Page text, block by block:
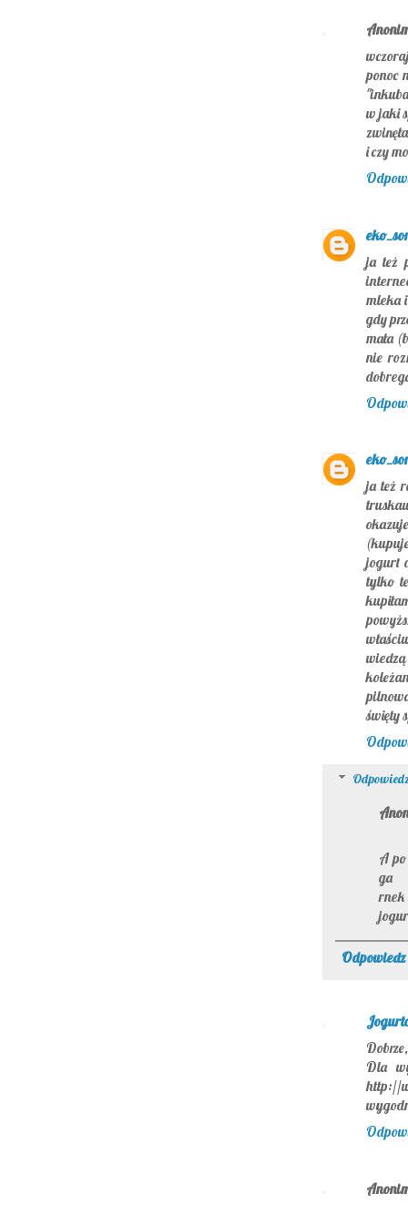
ponoc
w jaki
i czy
ja też
mleka
gdy
mała
nie
ja też
jogurt
tylko
święty
A
ga
Odpowiedz
Dla
http://